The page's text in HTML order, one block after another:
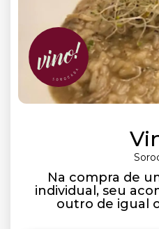
Na compra de
individual, seu
outro de igual